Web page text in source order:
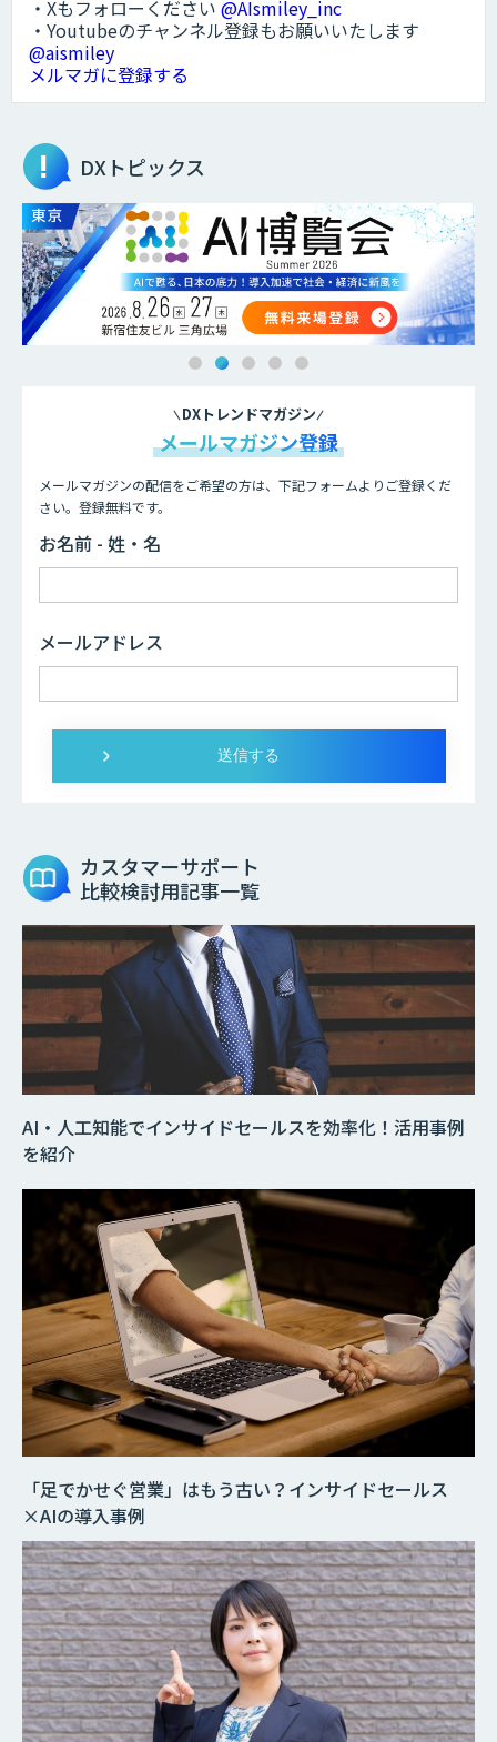
・Xもフォローください @AIsmiley_inc
・Youtubeのチャンネル登録もお願いいたします
@aismiley
メルマガに登録する
DXトピックス
DXトレンドマガジン
メールマガジン登録
メールマガジンの配信をご希望の方は、下記フォームよりご登録くだ
さい。登録無料です。
お名前 - 姓・名
メールアドレス
カスタマーサポート
比較検討用記事一覧
「足でかせぐ営業」はもう古い？インサイドセールス
×AIの導入事例
AI・人工知能でインサイドセールスを効率化！活用事例
を紹介